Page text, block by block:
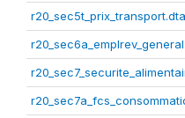
r20_sec5t_prix_transport.dta